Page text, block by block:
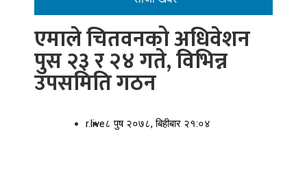
एमाले चितवनको अधिवेशन
पुस २३ र २४ गते, विभिन्न
उपसमिति गठन
r.live८ पुष २०७८, बिहीबार २१:०४